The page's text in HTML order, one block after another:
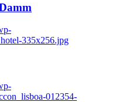
335x256.jpg
012354-